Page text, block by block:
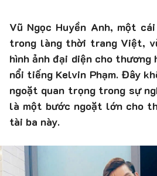
Vũ Ngọc Huyền Anh, một
trong làng thời trang Việt,
hình ảnh đại diện cho
nổi tiếng Kelvin Phạm. Đây
ngoặt quan trọng trong sự
là một bước ngoặt lớn cho
tài ba này.